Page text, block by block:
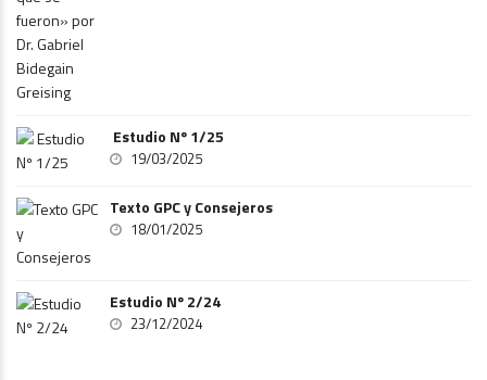
Estudio Nº 1/25
19/03/2025
Texto GPC y Consejeros
18/01/2025
Estudio Nº 2/24
23/12/2024